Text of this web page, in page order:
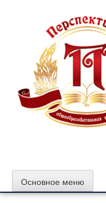
содержимому
Основное меню